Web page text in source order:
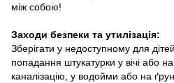
між собою!
Заходи безпеки та утилізація:
Зберігати у недоступному для
попадання штукатурки у вічі або
каналізацію, у водойми або на